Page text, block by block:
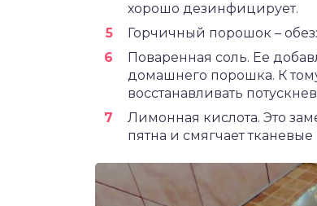
хорошо дезинфицирует.
Горчичный порошок –
Поваренная соль. Ее
домашнего порошка. К
восстанавливать
Лимонная кислота. Это
пятна и смягчает